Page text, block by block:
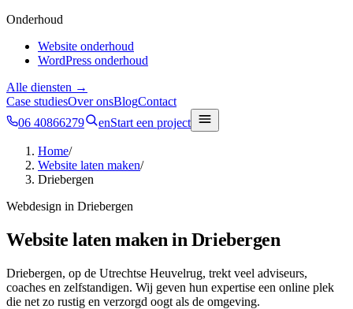
Onderhoud
Website onderhoud
WordPress onderhoud
Alle diensten →
Case studiesOver onsBlogContact
06 40866279
enStart een project
Home/
Website laten maken/
Driebergen
Webdesign in Driebergen
Website laten maken in Driebergen
Driebergen, op de Utrechtse Heuvelrug, trekt veel adviseurs,
coaches en zelfstandigen. Wij geven hun expertise een online plek
die net zo rustig en verzorgd oogt als de omgeving.